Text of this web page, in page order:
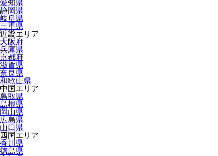
愛知県
静岡県
岐阜県
三重県
近畿エリア
大阪府
兵庫県
京都府
滋賀県
奈良県
和歌山県
中国エリア
鳥取県
島根県
岡山県
広島県
山口県
四国エリア
香川県
徳島県